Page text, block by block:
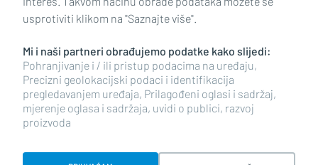
RUBRIKE
BRODSKO-POSAVSKA ŽUPANIJA
POŽEŠKO-SLAVONSKA ŽUPANIJA
usprotiviti klikom na "Saznajte više".
Mi i naši partneri obrađujemo podatke kako slijedi:
Pohranjivanje i / ili pristup podacima na uređaju,
Precizni geolokacijski podaci i identifikacija
pregledavanjem uređaja, Prilagođeni oglasi i sadržaj,
mjerenje oglasa i sadržaja, uvidi o publici, razvoj
proizvoda